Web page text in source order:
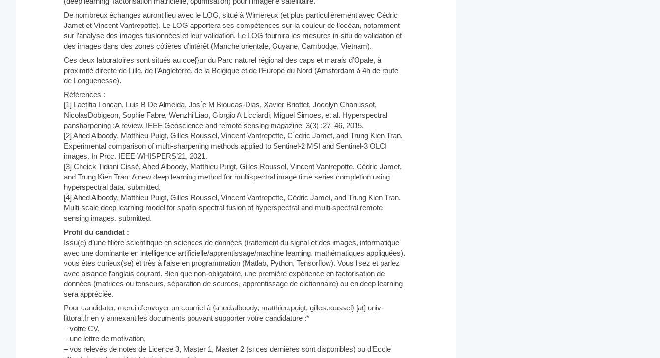
De nombreux échanges auront lieu avec le LOG, situé à Wimereux (et plus particulièrement avec Cédric
Jamet et Vincent Vantrepotte). Le LOG apportera ses compétences sur la couleur de l’océan, notamment
sur l’analyse des images fusionnées et leur validation. Le LOG fournira les mesures in-situ de validation et
des images dans des zones côtières d’intérêt (Manche orientale, Guyane, Cambodge, Vietnam).
Ces deux laboratoires sont situés au coe{}ur du Parc naturel régional des caps et marais d’Opale, à
proximité directe de Lille, de l’Angleterre, de la Belgique et de l’Europe du Nord (Amsterdam à 4h de route
de Longuenesse).
Références :
[1] Laetitia Loncan, Luis B De Almeida, Jos ́e M Bioucas-Dias, Xavier Briottet, Jocelyn Chanussot,
NicolasDobigeon, Sophie Fabre, Wenzhi Liao, Giorgio A Licciardi, Miguel Simoes, et al. Hyperspectral
pansharpening :A review. IEEE Geoscience and remote sensing magazine, 3(3) :27–46, 2015.
[2] Ahed Alboody, Matthieu Puigt, Gilles Roussel, Vincent Vantrepotte, C ́edric Jamet, and Trung Kien Tran.
Experimental comparison of multi-sharpening methods applied to Sentinel-2 MSI and Sentinel-3 OLCI
images. In Proc. IEEE WHISPERS’21, 2021.
[3] Cheick Tidiani Cissé, Ahed Alboody, Matthieu Puigt, Gilles Roussel, Vincent Vantrepotte, Cédric Jamet,
and Trung Kien Tran. A new deep learning method for multispectral image time series completion using
hyperspectral data. submitted.
[4] Ahed Alboody, Matthieu Puigt, Gilles Roussel, Vincent Vantrepotte, Cédric Jamet, and Trung Kien Tran.
Multi-scale deep learning model for spatio-spectral fusion of hyperspectral and multi-spectral remote
sensing images. submitted.
Profil du candidat :
Issu(e) d’une filière scientifique en sciences de données (traitement du signal et des images, informatique
avec une dominante en intelligence artificielle/apprentissage/machine learning, mathématiques appliquées),
vous êtes curieux(se) et très à l’aise en programmation (Matlab, Python, Tensorflow). Vous lisez et parlez
avec aisance l’anglais courant. Bien que non-obligatoire, une première expérience en factorisation de
données (matrices ou tenseurs, séparation de sources, apprentissage de dictionnaire) ou en deep learning
sera appréciée.
Pour candidater, merci d’envoyer un courriel à {ahed.alboody, matthieu.puigt, gilles.roussel} [at] univ-
littoral.fr en y annexant les documents pouvant supporter votre candidature :*
– votre CV,
– une lettre de motivation,
– vos relevés de notes de Licence 3, Master 1, Master 2 (si ces dernières sont disponibles) ou d’Ecole